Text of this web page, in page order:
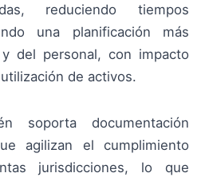
reduciendo tiempos
una planificación más
del personal, con impacto
de activos.
soporta documentación
agilizan el cumplimiento
jurisdicciones, lo que